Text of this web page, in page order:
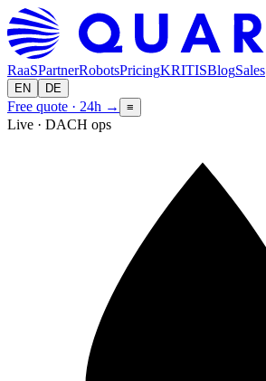
RaaSPartnerRobotsPricingKRITISBlogSales
EN DE
Free quote · 24h → ≡
Live · DACH ops